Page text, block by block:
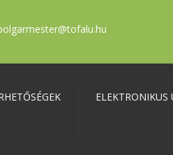
ELEKTRONIKUS